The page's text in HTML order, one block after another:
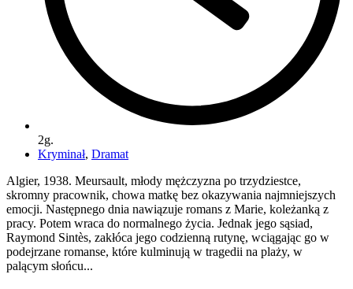
2g.
Kryminał, Dramat
Algier, 1938. Meursault, młody mężczyzna po trzydziestce,
skromny pracownik, chowa matkę bez okazywania najmniejszych
emocji. Następnego dnia nawiązuje romans z Marie, koleżanką z
pracy. Potem wraca do normalnego życia. Jednak jego sąsiad,
Raymond Sintès, zakłóca jego codzienną rutynę, wciągając go w
podejrzane romanse, które kulminują w tragedii na plaży, w
palącym słońcu...